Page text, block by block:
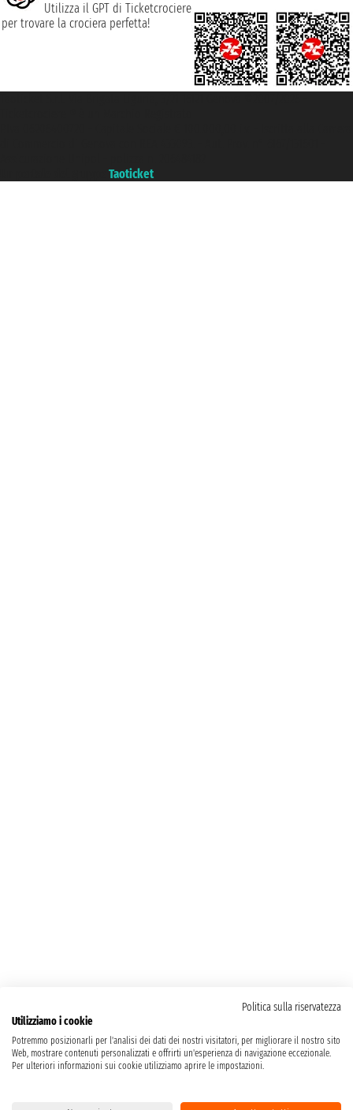
Utilizza il GPT di Ticketcrociere
per trovare la crociera perfetta!
Taoticket
Politica sulla riservatezza
Utilizziamo i cookie
Potremmo posizionarli per l'analisi dei dati dei nostri visitatori, per migliorare il nostro sito
Web, mostrare contenuti personalizzati e offrirti un'esperienza di navigazione eccezionale.
Per ulteriori informazioni sui cookie utilizziamo aprire le impostazioni.